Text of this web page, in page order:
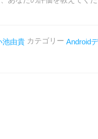
池由貴 カテゴリー Android